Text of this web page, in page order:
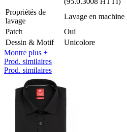
Propriétés de
lavage
Lavage en machine
Patch
Oui
Dessin & Motif
Unicolore
Montre plus +
Prod. similaires
Prod. similaires